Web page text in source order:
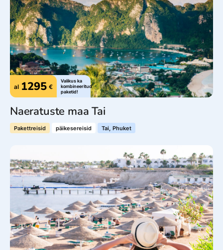
al 1295 €
Valikus ka
kombineeritud
paketid!
Naeratuste maa Tai
Pakettreisid päikesereisid Tai, Phuket